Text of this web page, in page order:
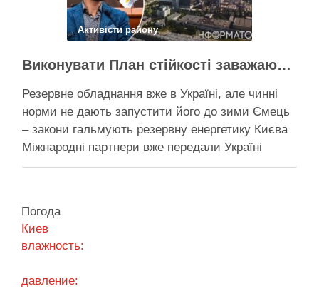
Активісти району
Виконувати План стійкості заважають законодавчі обмеження – депутат Київради
Резервне обладнання вже в Україні, але чинні
норми не дають запустити його до зими Ємець
– закони гальмують резервну енергетику Києва
Міжнародні партнери вже передали Україні
обладнання для резервного енергозабезпечення
4 серпня заявив депутат Київської міської ради
від …
Погода
Киев
влажность:
давление: